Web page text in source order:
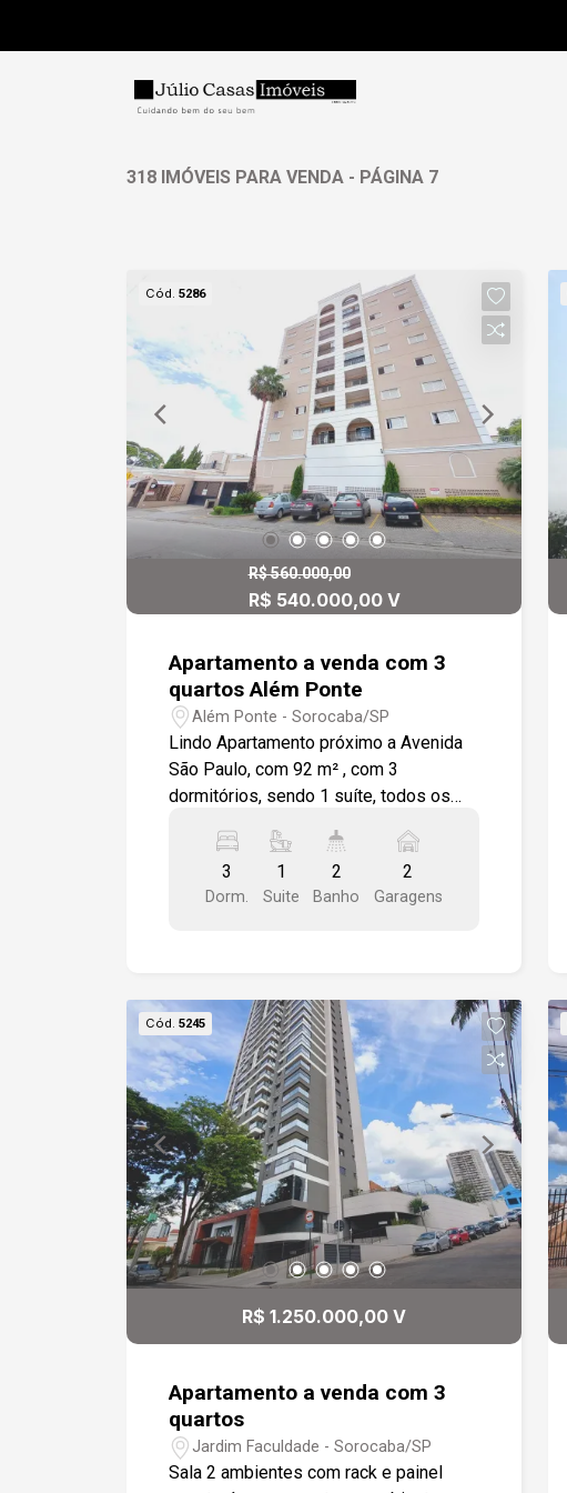
318 IMÓVEIS PARA VENDA - PÁGINA 7
Cód. 5286
R$ 560.000,00
R$ 540.000,00 V
Apartamento a venda com 3
quartos Além Ponte
Além Ponte - Sorocaba/SP
Lindo Apartamento próximo a Avenida
São Paulo, com 92 m² , com 3
dormitórios, sendo 1 suíte, todos os
planejado, cozinha com armários
planejados e coifa em alumínio, 1
banheiro social com gabinete em
Apartamento em piso frio, box em vidro
nos banheiros e papel de parede nos
dormitórios. 2 vagas de garagem
cobertas. Condomínio com salão de
festas, playground, e quadra.
3
Dorm.
1
Suite
2
Banho
2
Garagens
Cód. 5245
R$ 1.250.000,00 V
Apartamento a venda com 3
quartos
Jardim Faculdade - Sorocaba/SP
Sala 2 ambientes com rack e painel